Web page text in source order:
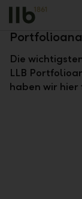
Alerts.Headline
Fragen und
Die
LLB
haben wir